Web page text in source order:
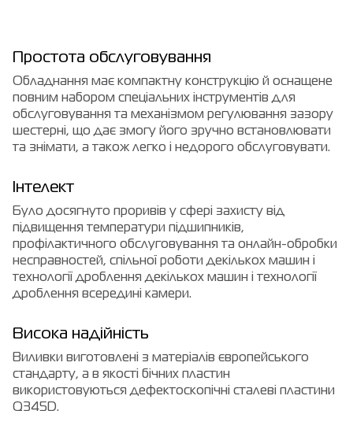
Простота обслуговування
Обладнання має компактну конструкцію й оснащене
повним набором спеціальних інструментів для
обслуговування та механізмом регулювання зазору
шестерні, що дає змогу його зручно встановлювати
та знімати, а також легко і недорого обслуговувати.
Інтелект
Було досягнуто проривів у сфері захисту від
підвищення температури підшипників,
профілактичного обслуговування та онлайн-обробки
несправностей, спільної роботи декількох машин і
технології дроблення декількох машин і технології
дроблення всередині камери.
Висока надійність
Виливки виготовлені з матеріалів європейського
стандарту, а в якості бічних пластин
використовуються дефектоскопічні сталеві пластини
Q345D.